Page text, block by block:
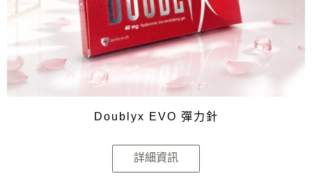
Doublyx EVO 彈力針
詳細資訊